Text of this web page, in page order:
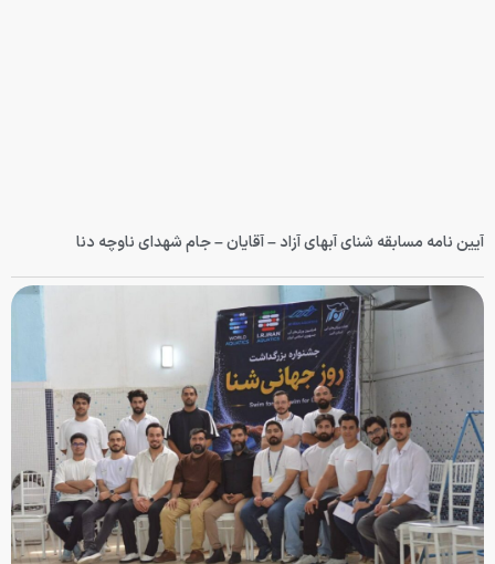
آیین نامه مسابقه شنای آبهای آزاد – آقایان – جام شهدای ناوچه دنا